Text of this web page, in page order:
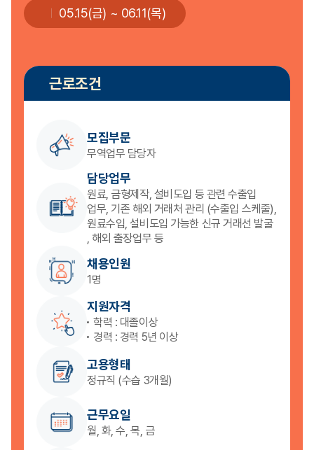
05.15(금) ~ 06.11(목)
근로조건
모집부문
무역업무 담당자
담당업무
원료, 금형제작, 설비도입 등 관련 수출입
업무, 기존 해외 거래처 관리 (수출입 스케줄),
원료수입, 설비도입 가능한 신규 거래선 발굴
, 해외 출장업무 등
채용인원
1명
지원자격
학력 : 대졸이상
경력 : 경력 5년 이상
고용형태
정규직 (수습 3개월)
근무요일
월, 화, 수, 목, 금